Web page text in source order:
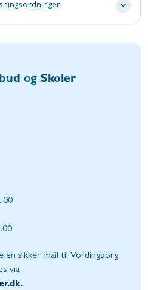
og Skoler
en sikker mail til Vordingborg
via